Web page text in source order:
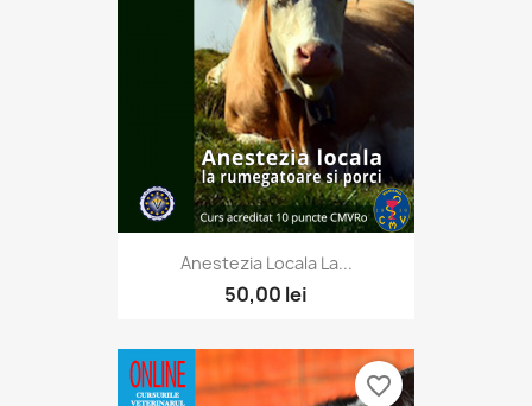
Anestezia Locala La...
50,00 lei
favorite_border